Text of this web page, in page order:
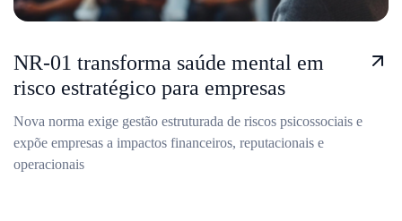
NR-01 transforma saúde mental em
risco estratégico para empresas
Nova norma exige gestão estruturada de riscos psicossociais e
expõe empresas a impactos financeiros, reputacionais e
operacionais